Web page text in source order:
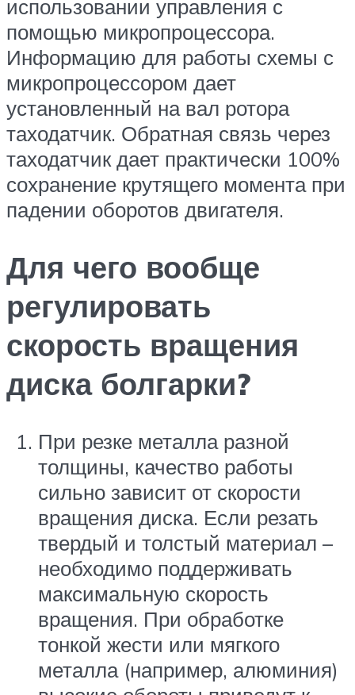
использовании управления с
помощью микропроцессора.
Информацию для работы схемы с
микропроцессором дает
установленный на вал ротора
таходатчик. Обратная связь через
таходатчик дает практически 100%
сохранение крутящего момента при
падении оборотов двигателя.
Для чего вообще
регулировать
скорость вращения
диска болгарки?
При резке металла разной
толщины, качество работы
сильно зависит от скорости
вращения диска. Если резать
твердый и толстый материал –
необходимо поддерживать
максимальную скорость
вращения. При обработке
тонкой жести или мягкого
металла (например, алюминия)